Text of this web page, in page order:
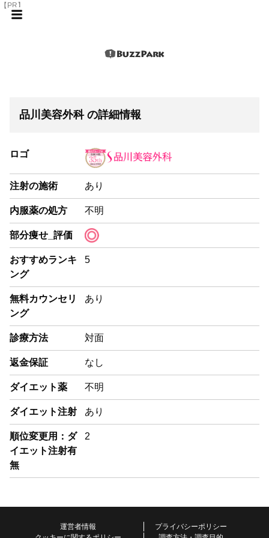
【PR】
品川美容外科 の詳細情報
ロゴ
注射の施術 あり
内服薬の処方 不明
部分痩せ_評価
おすすめランキ
ング
5
無料カウンセリ
ング
あり
診療方法 対面
返金保証 なし
ダイエット薬 不明
ダイエット注射 あり
順位変更用：ダ
イエット注射有
無
2
運営者情報
プライバシーポリシー